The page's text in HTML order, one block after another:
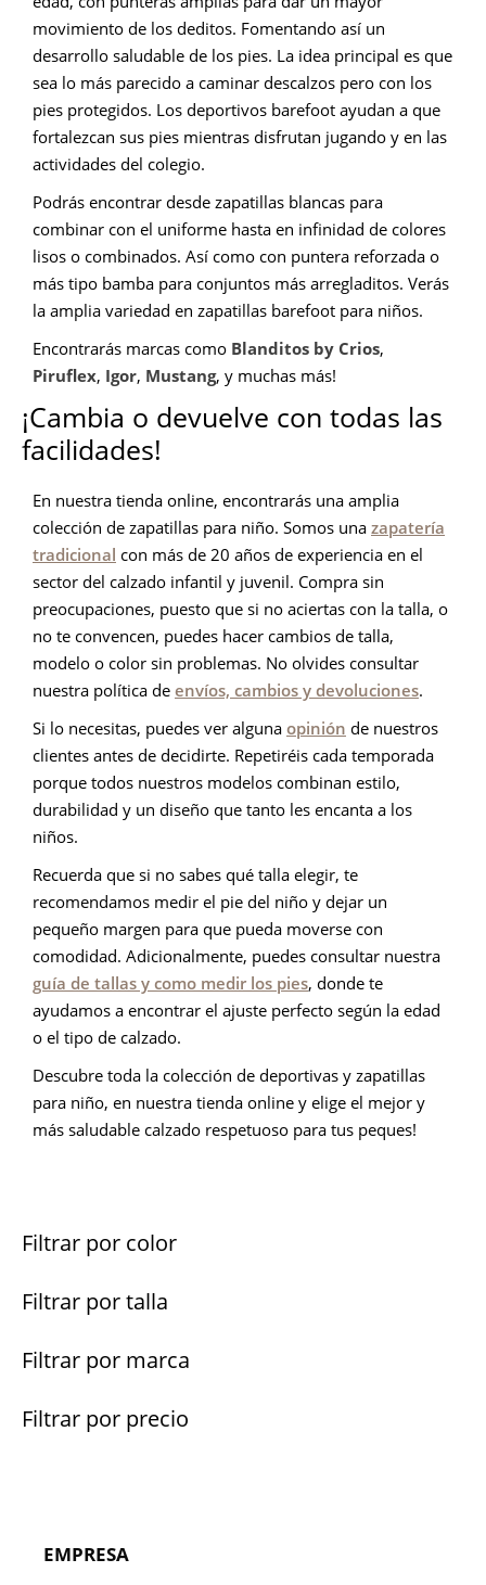
movimiento de los deditos. Fomentando así un
desarrollo saludable de los pies. La idea principal es que
sea lo más parecido a caminar descalzos pero con los
pies protegidos. Los deportivos barefoot ayudan a que
fortalezcan sus pies mientras disfrutan jugando y en las
actividades del colegio.
Podrás encontrar desde zapatillas blancas para
combinar con el uniforme hasta en infinidad de colores
lisos o combinados. Así como con puntera reforzada o
más tipo bamba para conjuntos más arregladitos. Verás
la amplia variedad en zapatillas barefoot para niños.
Encontrarás marcas como Blanditos by Crios,
Piruflex, Igor, Mustang, y muchas más!
¡Cambia o devuelve con todas las
facilidades!
En nuestra tienda online, encontrarás una amplia
colección de zapatillas para niño. Somos una zapatería
tradicional con más de 20 años de experiencia en el
sector del calzado infantil y juvenil. Compra sin
preocupaciones, puesto que si no aciertas con la talla, o
no te convencen, puedes hacer cambios de talla,
modelo o color sin problemas. No olvides consultar
nuestra política de envíos, cambios y devoluciones.
Si lo necesitas, puedes ver alguna opinión de nuestros
clientes antes de decidirte. Repetiréis cada temporada
porque todos nuestros modelos combinan estilo,
durabilidad y un diseño que tanto les encanta a los
niños.
Recuerda que si no sabes qué talla elegir, te
recomendamos medir el pie del niño y dejar un
pequeño margen para que pueda moverse con
comodidad. Adicionalmente, puedes consultar nuestra
guía de tallas y como medir los pies, donde te
ayudamos a encontrar el ajuste perfecto según la edad
o el tipo de calzado.
Descubre toda la colección de deportivas y zapatillas
para niño, en nuestra tienda online y elige el mejor y
más saludable calzado respetuoso para tus peques!
Filtrar por color
Filtrar por talla
Filtrar por marca
Filtrar por precio
EMPRESA